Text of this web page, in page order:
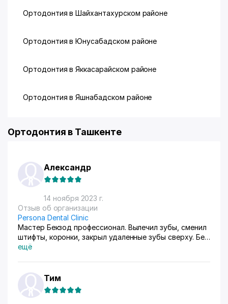
Ортодонтия в Шайхантахурском районе
Ортодонтия в Юнусабадском районе
Ортодонтия в Яккасарайском районе
Ортодонтия в Яшнабадском районе
Ортодонтия в Ташкенте
Александр
14 ноября 2023 г.
Отзыв об организации
Persona Dental Clinic
Мастер Бекзод профессионал. Вылечил зубы, сменил
штифты, коронки, закрыл удаленные зубы сверху. Без
очередей, по записи, с максимальным комфортом
ещё
Тим